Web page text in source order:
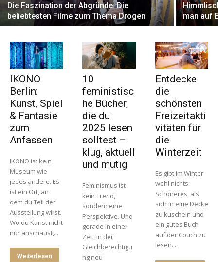
Die Faszination der Abgründe: Die
beliebtesten Filme zum Thema Drogen
man auf
IKONO
Berlin:
Kunst, Spiel
& Fantasie
zum
Anfassen
IKONO ist kein
Museum wie
jedes andere. Es
ist ein Ort, an
dem du Teil der
Ausstellung wirst.
Wo du Kunst nicht
nur anschaust,...
Weiterlesen
10
feministisc
he Bücher,
die du
2025 lesen
solltest –
klug, aktuell
und mutig
Feminismus ist
kein Trend,
sondern eine
Perspektive. Und
gerade in einer
Zeit, in der
Gleichberechtigu
ng neu
Entdecke
die
schönsten
Freizeitakti
vitäten für
die
Winterzeit
Es gibt im Winter
wohl nichts
Schöneres, als
sich in eine Decke
zu kuscheln und
ein gutes Buch
auf der Couch zu
lesen....